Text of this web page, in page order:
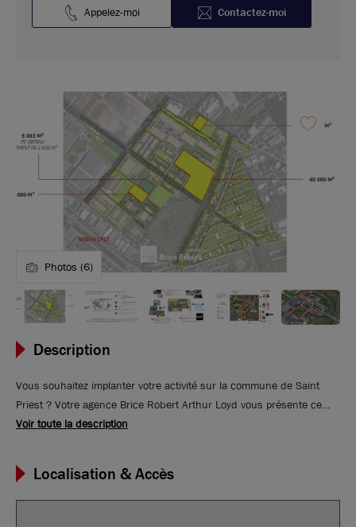
Appelez-moi Contactez-moi
Photos (6)
Description
Vous souhaitez implanter votre activité sur la commune de Saint
Priest ? Votre agence Brice Robert Arthur Loyd vous présente ce
terrain disponible pour la réalisation de clés en main. Construction
l'autoroute A43, l'A7, du boulevard périphérique et bénéficie
également d'une très bonne desserte TCL.
Voir toute la description
Localisation & Accès